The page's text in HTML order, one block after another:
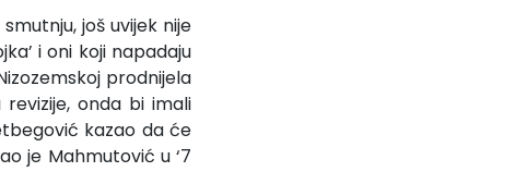
još uvijek nije
i oni koji napadaju
prodnijela
onda bi imali
kazao da će
je Mahmutović u ‘7